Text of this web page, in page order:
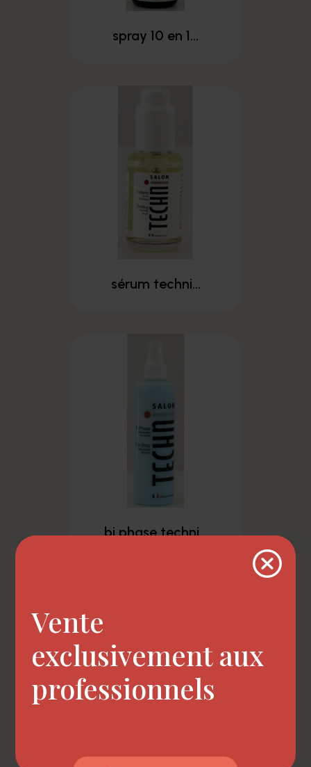
spray 10 en 1...
sérum techni...
bi phase techni...
Vente
exclusivement aux
professionnels